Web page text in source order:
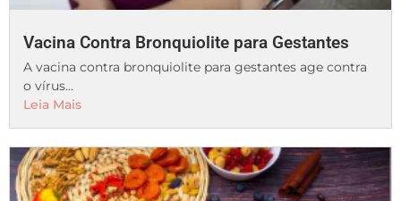
Vacina Contra Bronquiolite para Gestantes
A vacina contra bronquiolite para gestantes age contra
o vírus...
Leia Mais